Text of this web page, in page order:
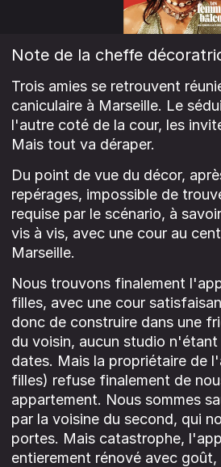
Note de la cheffe
Trois amies se retrouvent
caniculaire à Marseille. Le
l'autre coté de la cour, les
Mais tout va déraper.
Du point de vue du décor,
repérages, impossible de
requise par le scénario, à
vis à vis, avec une cour au
Marseille.
Nous trouvons finalement
filles, avec une cour
donc de construire dans une
du voisin, aucun studio
dates. Mais la propriétaire de
filles) refuse finalement de
appartement. Nous sommes
par la voisine du second, qui
portes. Mais catastrophe,
entierement rénové avec